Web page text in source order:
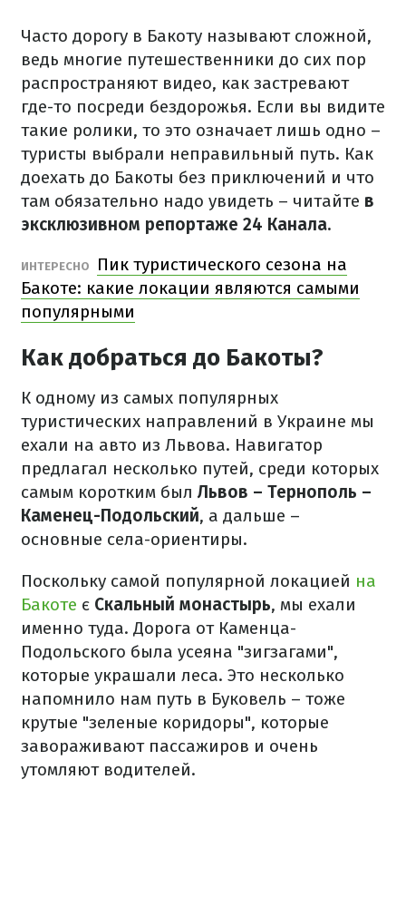
Часто дорогу в Бакоту называют сложной,
ведь многие путешественники до сих пор
распространяют видео, как застревают
где-то посреди бездорожья. Если вы видите
такие ролики, то это означает лишь одно –
туристы выбрали неправильный путь. Как
доехать до Бакоты без приключений и что
там обязательно надо увидеть – читайте в
эксклюзивном репортаже 24 Канала.
ИНТЕРЕСНО
Пик туристического сезона на
Бакоте: какие локации являются самыми
популярными
Как добраться до Бакоты?
К одному из самых популярных
туристических направлений в Украине мы
ехали на авто из Львова. Навигатор
предлагал несколько путей, среди которых
самым коротким был Львов – Тернополь –
Каменец-Подольский, а дальше –
основные села-ориентиры.
Поскольку самой популярной локацией на
Бакоте є Скальный монастырь, мы ехали
именно туда. Дорога от Каменца-
Подольского была усеяна "зигзагами",
которые украшали леса. Это несколько
напомнило нам путь в Буковель – тоже
крутые "зеленые коридоры", которые
завораживают пассажиров и очень
утомляют водителей.